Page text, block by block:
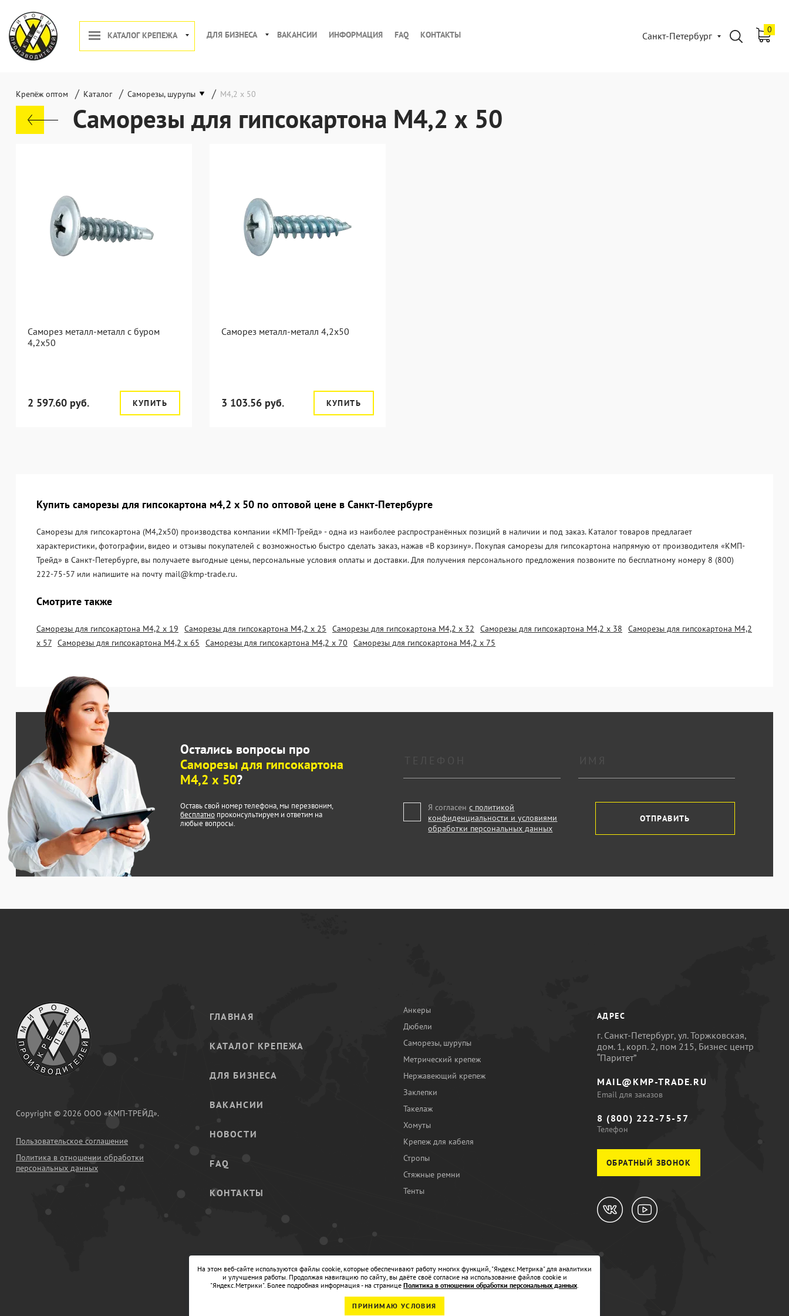
КАТАЛОГ КРЕПЕЖА ДЛЯ БИЗНЕСА ВАКАНСИИ ИНФОРМАЦИЯ FAQ КОНТАКТЫ Санкт-Петербург
0
Крепёж оптом / Каталог / Саморезы, шурупы / М4,2 х 50
Саморезы для гипсокартона М4,2 х 50
Саморез металл-металл с буром
4,2x50
2 597.60 руб. КУПИТЬ
Саморез металл-металл 4,2x50
3 103.56 руб. КУПИТЬ
Купить саморезы для гипсокартона м4,2 х 50 по оптовой цене в Санкт-Петербурге
Саморезы для гипсокартона (М4,2х50) производства компании «KМП-Трейд» - одна из наиболее распространённых позиций в наличии и под заказ. Каталог товаров предлагает
характеристики, фотографии, видео и отзывы покупателей с возможностью быстро сделать заказ, нажав «В корзину». Покупая саморезы для гипсокартона напрямую от производителя «KМП-
Трейд» в Санкт-Петербурге, вы получаете выгодные цены, персональные условия оплаты и доставки. Для получения персонального предложения позвоните по бесплатному номеру 8 (800)
222-75-57 или напишите на почту mail@kmp-trade.ru.
Смотрите также
Саморезы для гипсокартона М4,2 х 19 Саморезы для гипсокартона М4,2 х 25 Саморезы для гипсокартона М4,2 х 32 Саморезы для гипсокартона М4,2 х 38
Саморезы для гипсокартона М4,2
х 57 Саморезы для гипсокартона М4,2 х 65 Саморезы для гипсокартона М4,2 х 70 Саморезы для гипсокартона М4,2 х 75
Остались вопросы про
Саморезы для гипсокартона
М4,2 х 50?
Оставь свой номер телефона, мы перезвоним,
бесплатно проконсультируем и ответим на
любые вопросы.
Я согласенс политикой
конфиденциальности и условиями
обработки персональных данных
ОТПРАВИТЬ
Copyright © 2026 ООО «КМП-ТРЕЙД».
Пользовательское соглашение
Политика в отношении обработки
персональных данных
ГЛАВНАЯ
КАТАЛОГ КРЕПЕЖА
ДЛЯ БИЗНЕСА
ВАКАНСИИ
НОВОСТИ
FAQ
КОНТАКТЫ
Анкеры
Дюбели
Саморезы, шурупы
Метрический крепеж
Нержавеющий крепеж
Заклепки
Такелаж
Хомуты
Крепеж для кабеля
Стропы
Стяжные ремни
Тенты
АДРЕС
г. Санкт-Петербург, ул. Торжковская,
дом. 1, корп. 2, пом 215, Бизнес центр
“Паритет”
MAIL@KMP-TRADE.RU
Email для заказов
8 (800) 222-75-57
Телефон
ОБРАТНЫЙ ЗВОНОК
На этом веб-сайте используются файлы cookie, которые обеспечивают работу многих функций, "Яндекс.Метрика" для аналитики
и улучшения работы. Продолжая навигацию по сайту, вы даёте своё согласие на использование файлов cookie и
"Яндекс.Метрики". Более подробная информация - на странице Политика в отношении обработки персональных данных.
ПРИНИМАЮ УСЛОВИЯ